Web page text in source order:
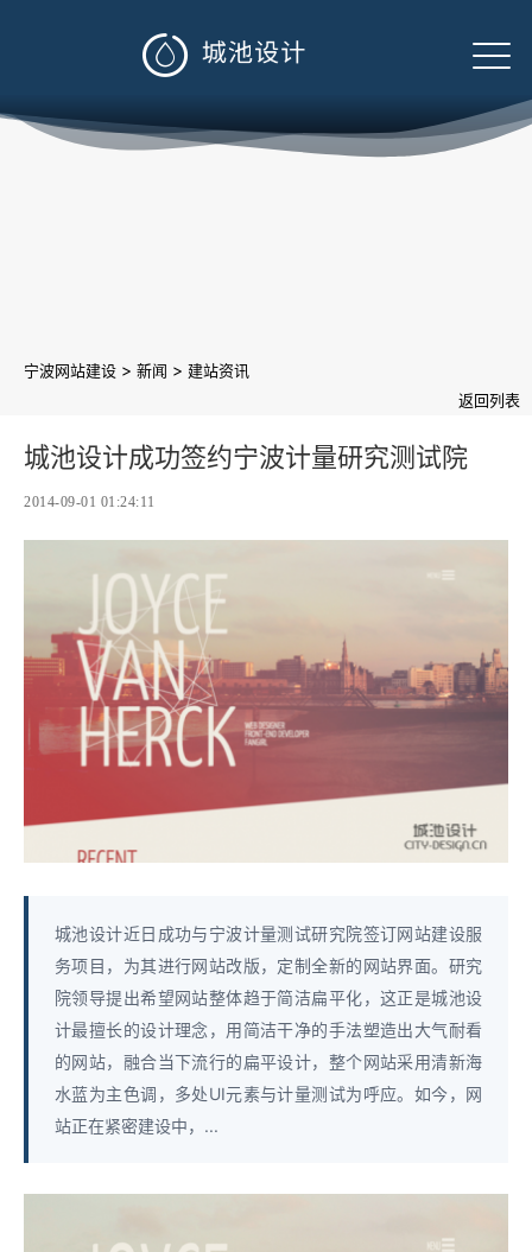

宁波网站建设 > 新闻 > 建站资讯
返回列表
城池设计成功签约宁波计量研究测试院
2014-09-01 01:24:11
城池设计近日成功与宁波计量测试研究院签订网站建设服
务项目，为其进行网站改版，定制全新的网站界面。研究
院领导提出希望网站整体趋于简洁扁平化，这正是城池设
计最擅长的设计理念，用简洁干净的手法塑造出大气耐看
的网站，融合当下流行的扁平设计，整个网站采用清新海
水蓝为主色调，多处UI元素与计量测试为呼应。如今，网
站正在紧密建设中，...